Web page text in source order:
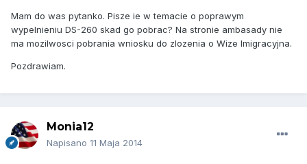
Mam do was pytanko. Pisze ie w temacie o poprawym
wypelnieniu DS-260 skad go pobrac? Na stronie ambasady nie
ma mozilwosci pobrania wniosku do zlozenia o Wize Imigracyjna.
Pozdrawiam.
Monia12
Napisano 11 Maja 2014